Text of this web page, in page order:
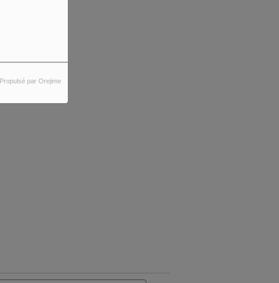
Propulsé par Orejime